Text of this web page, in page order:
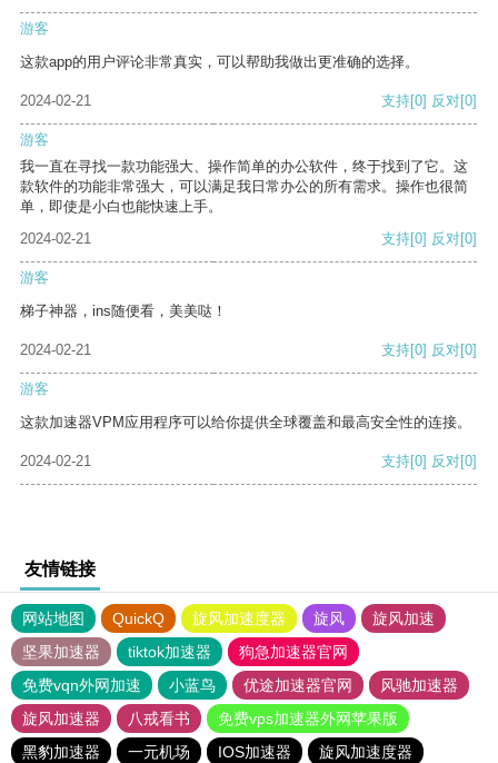
游客
这款app的用户评论非常真实，可以帮助我做出更准确的选择。
2024-02-21 支持[0] 反对[0]
游客
我一直在寻找一款功能强大、操作简单的办公软件，终于找到了它。这
款软件的功能非常强大，可以满足我日常办公的所有需求。操作也很简
单，即使是小白也能快速上手。
2024-02-21
支持[0] 反对[0]
游客
梯子神器，ins随便看，美美哒！
2024-02-21 支持[0] 反对[0]
游客
这款加速器VPM应用程序可以给你提供全球覆盖和最高安全性的连接。
2024-02-21 支持[0] 反对[0]
友情链接
网站地图 QuickQ 旋风加速度器 旋风
旋风加速
坚果加速器
tiktok加速器
狗急加速器官网
免费vqn外网加速
小蓝鸟 优途加速器官网
风驰加速器
旋风加速器
八戒看书
免费vps加速器外网苹果版
黑豹加速器
一元机场 IOS加速器
旋风加速度器